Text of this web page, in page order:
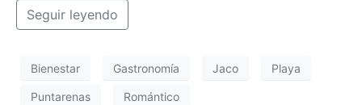
Seguir leyendo
Bienestar Gastronomía Jaco Playa
Puntarenas Romántico